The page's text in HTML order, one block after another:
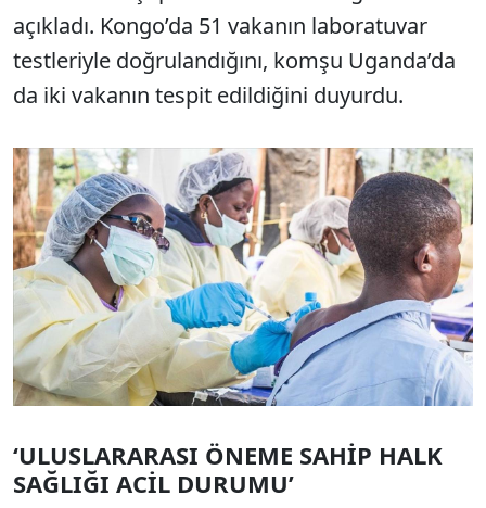
açıkladı. Kongo’da 51 vakanın laboratuvar
testleriyle doğrulandığını, komşu Uganda’da
da iki vakanın tespit edildiğini duyurdu.
‘ULUSLARARASI ÖNEME SAHİP HALK
SAĞLIĞI ACİL DURUMU’